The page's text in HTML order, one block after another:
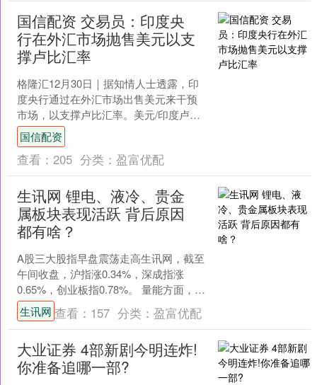
国信配资 交易员：印度央
行在外汇市场抛售美元以支
撑卢比汇率
格隆汇12月30日｜据知情人士透露，印
度央行通过在外汇市场出售美元来干预
市场，以支撑卢比汇率。美元/印度卢比
周二一度下跌0.3%，至89.7350，此前连
续五个....
国信配资
查看： 205 分类： 盈富优配
生讯网 锂电、液冷、贵金
属板块表现活跃 背后原因
都有啥？
A股三大股指早盘震荡走高生讯网，截至
午间收盘，沪指涨0.34%，深成指涨
0.65%，创业板指0.78%。 量能方面，两
市半天成交1.24万亿元，较昨日同期放量
5....
生讯网 查看： 157 分类： 盈富优配
大业证券 4部新剧今明连炸!
你准备追哪一部?